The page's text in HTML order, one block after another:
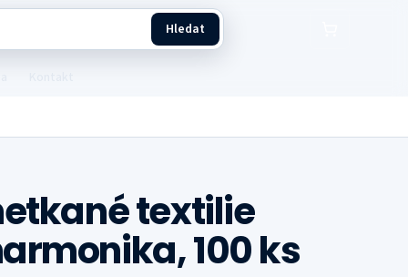
Hledat
textilie
100 ks